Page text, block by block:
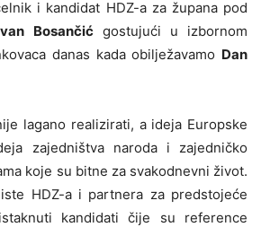
i kandidat HDZ-a za župana pod
Bosančićgostujući u izbornom
danas kada obilježavamo Dan
lagano realizirati, a ideja Europske
zajedništva naroda i zajedničko
koje su bitne za svakodnevni život.
HDZ-a i partnera za predstojeće
kandidati čije su reference